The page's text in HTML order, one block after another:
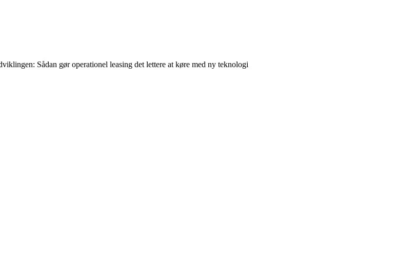
Sådan gør operationel leasing det lettere at køre med ny teknologi